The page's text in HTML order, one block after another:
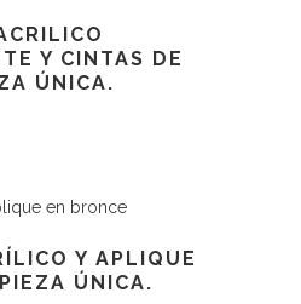
Y CINTAS DE
ÚNICA.
Y APLIQUE
ÚNICA.